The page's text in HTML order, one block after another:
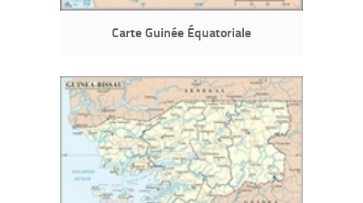
Carte Guinée Équatoriale